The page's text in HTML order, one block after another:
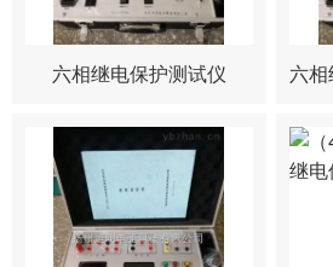
六相继电保护测试仪